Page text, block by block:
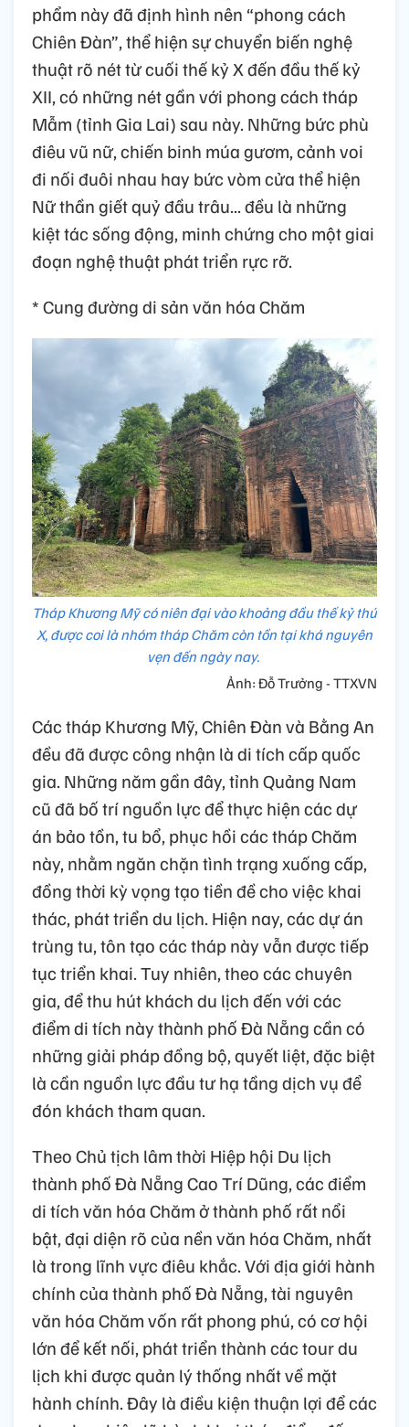
phẩm này đã định hình nên “phong cách
Chiên Đàn”, thể hiện sự chuyển biến nghệ
thuật rõ nét từ cuối thế kỷ X đến đầu thế kỷ
XII, có những nét gần với phong cách tháp
Mẫm (tỉnh Gia Lai) sau này. Những bức phù
điêu vũ nữ, chiến binh múa gươm, cảnh voi
đi nối đuôi nhau hay bức vòm cửa thể hiện
Nữ thần giết quỷ đầu trâu... đều là những
kiệt tác sống động, minh chứng cho một giai
đoạn nghệ thuật phát triển rực rỡ.
* Cung đường di sản văn hóa Chăm
Tháp Khương Mỹ có niên đại vào khoảng đầu thế kỷ thứ
X, được coi là nhóm tháp Chăm còn tồn tại khá nguyên
vẹn đến ngày nay.
Ảnh: Đỗ Trưởng - TTXVN
Các tháp Khương Mỹ, Chiên Đàn và Bằng An
đều đã được công nhận là di tích cấp quốc
gia. Những năm gần đây, tỉnh Quảng Nam
cũ đã bố trí nguồn lực để thực hiện các dự
án bảo tồn, tu bổ, phục hồi các tháp Chăm
này, nhằm ngăn chặn tình trạng xuống cấp,
đồng thời kỳ vọng tạo tiền đề cho việc khai
thác, phát triển du lịch. Hiện nay, các dự án
trùng tu, tôn tạo các tháp này vẫn được tiếp
tục triển khai. Tuy nhiên, theo các chuyên
gia, để thu hút khách du lịch đến với các
điểm di tích này thành phố Đà Nẵng cần có
những giải pháp đồng bộ, quyết liệt, đặc biệt
là cần nguồn lực đầu tư hạ tầng dịch vụ để
đón khách tham quan.
Theo Chủ tịch lâm thời Hiệp hội Du lịch
thành phố Đà Nẵng Cao Trí Dũng, các điểm
di tích văn hóa Chăm ở thành phố rất nổi
bật, đại diện rõ của nền văn hóa Chăm, nhất
là trong lĩnh vực điêu khắc. Với địa giới hành
chính của thành phố Đà Nẵng, tài nguyên
văn hóa Chăm vốn rất phong phú, có cơ hội
lớn để kết nối, phát triển thành các tour du
lịch khi được quản lý thống nhất về mặt
hành chính. Đây là điều kiện thuận lợi để các